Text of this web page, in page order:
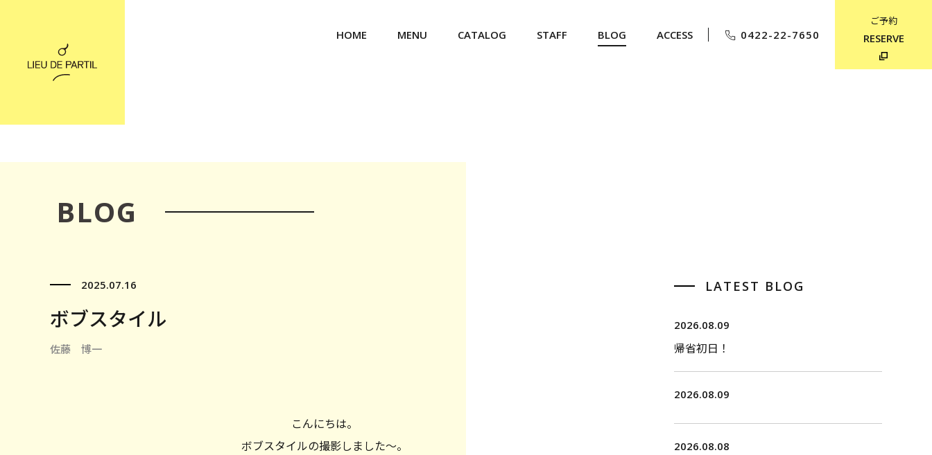
HOME MENU CATALOG STAFF BLOG ACCESS 0422-22-7650
ご予約
RESERVE
BLOG
2025.07.16
ボブスタイル
佐藤 博一
こんにちは。
ボブスタイルの撮影しました〜。
LATEST BLOG
2026.08.09
帰省初日！
2026.08.09
2026.08.08